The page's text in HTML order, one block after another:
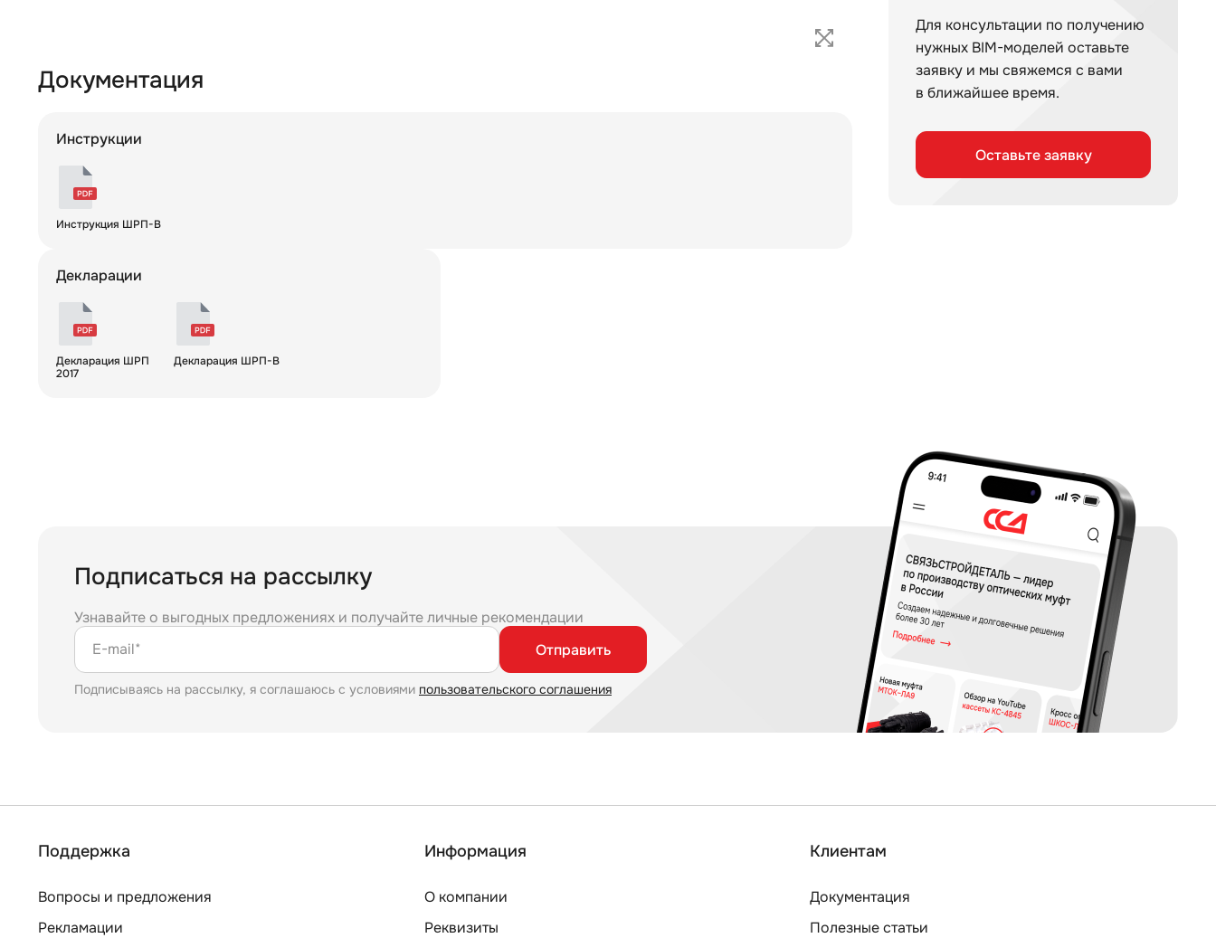
Для консультации по получению
нужных BIM-моделей оставьте
заявку и мы свяжемся с вами
в ближайшее время.
Оставьте заявку
Документация
Инструкции
Инструкция ШРП-В
Декларации
Декларация ШРП
2017
Декларация ШРП-В
Подписаться на рассылку
Узнавайте о выгодных предложениях и получайте личные рекомендации
E-mail*
Отправить
Подписываясь на рассылку, я соглашаюсь с условиями пользовательского соглашения
Поддержка
Вопросы и предложения
Рекламации
Информация
О компании
Реквизиты
Клиентам
Документация
Полезные статьи